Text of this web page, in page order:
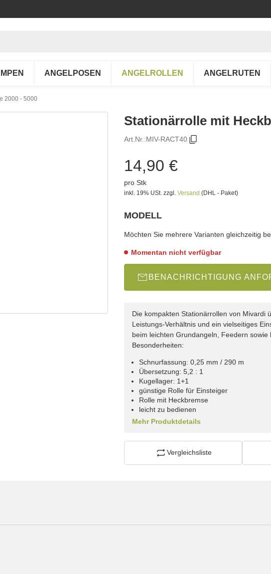
ANGELPOSEN ANGELROLLEN ANGELRUTEN
2000 - 5000
Stationärrolle mit
Art.Nr.:MIV-RACT40
14,90 €
pro Stk
inkl. 19% USt. zzgl. Versand (DHL - Paket)
MODELL
Möchten Sie mehrere Varianten gleichzeitig
Momentan nicht verfügbar
BENACHRICHTIGUNG
Die kompakten Stationärrollen von Mivardi
Leistungs-Verhältnis und ein vielseitiges
beim leichten Grundangeln, Feedern
Besonderheiten:
Schnurfassung: 0,25 mm / 290 m
Übersetzung: 5,2 : 1
Kugellager: 1+1
günstige Rolle für Einsteiger
Rolle mit Heckbremse
leicht zu bedienen
Mehr Produktdetails
Vergleichsliste